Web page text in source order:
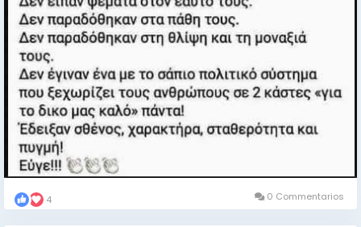
4 0 Commentarios